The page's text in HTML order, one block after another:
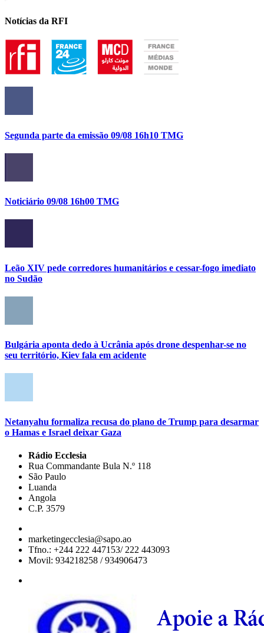
Notícias da RFI
Segunda parte da emissão 09/08 16h10 TMG
Noticiário 09/08 16h00 TMG
Leão XIV pede corredores humanitários e cessar-fogo imediato
no Sudão
Bulgária aponta dedo à Ucrânia após drone despenhar-se no
seu território, Kiev fala em acidente
Netanyahu formaliza recusa do plano de Trump para desarmar
o Hamas e Israel deixar Gaza
Rádio Ecclesia
Rua Commandante Bula N.º 118
São Paulo
Luanda
Angola
C.P. 3579
marketingecclesia@sapo.ao
Tfno.: +244 222 447153/ 222 443093
Movil: 934218258 / 934906473